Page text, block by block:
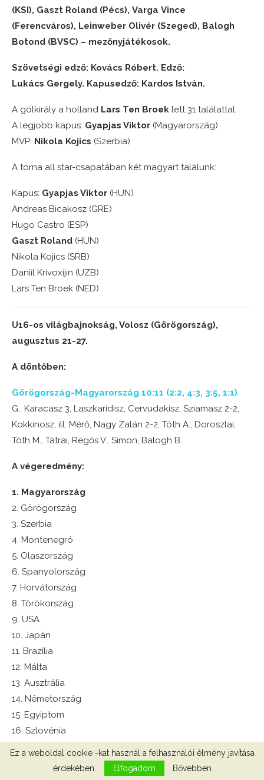
(KSI), Gaszt Roland (Pécs), Varga Vince
(Ferencváros), Leinweber Olivér (Szeged), Balogh
Botond (BVSC) – mezőnyjátékosok.
Szövetségi edző: Kovács Róbert. Edző:
Lukács Gergely. Kapusedző: Kardos István.
A gólkirály a holland Lars Ten Broek lett 31 találattal.
A legjobb kapus: Gyapjas Viktor (Magyarország)
MVP: Nikola Kojics (Szerbia)
A torna all star-csapatában két magyart találunk:
Kapus: Gyapjas Viktor (HUN)
Andreas Bicakosz (GRE)
Hugo Castro (ESP)
Gaszt Roland (HUN)
Nikola Kojics (SRB)
Daniil Krivoxijin (UZB)
Lars Ten Broek (NED)
U16-os világbajnokság, Volosz (Görögország),
augusztus 21-27.
A döntőben:
Görögország-Magyarország 10:11 (2:2, 4:3, 3:5, 1:1)
G.: Karacasz 3, Laszkaridisz, Cervudakisz, Sziamasz 2-2,
Kokkinosz, ill. Mérő, Nagy Zalán 2-2, Tóth A., Doroszlai,
Tóth M., Tátrai, Regős V., Simon, Balogh B.
A végeredmény:
1. Magyarország
2. Görögország
3. Szerbia
4. Montenegró
5. Olaszország
6. Spanyolország
7. Horvátország
8. Törökország
9. USA
10. Japán
11. Brazília
12. Málta
13. Ausztrália
14. Németország
15. Egyiptom
16. Szlovénia
A magyar csapat(sapkaszámok szerinti sorrendben):
Ez a weboldal cookie -kat használ a felhasználói élmény javítása
érdekében.
Elfogadom Bővebben